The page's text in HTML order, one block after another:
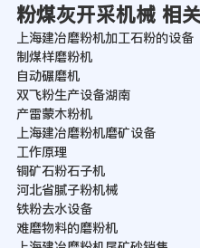
粉煤灰开采机械 相
上海建冶磨粉机加工石粉的设备
制煤样磨粉机
自动碾磨机
双飞粉生产设备湖南
产雷蒙木粉机
上海建冶磨粉机磨矿设备
工作原理
铜矿石粉石子机
河北省腻子粉机械
铁粉去水设备
难磨物料的磨粉机